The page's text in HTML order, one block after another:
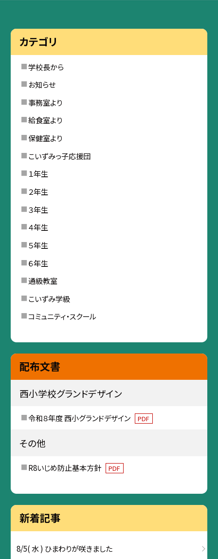
カテゴリ
学校長から
お知らせ
事務室より
給食室より
保健室より
こいずみっ子応援団
１年生
２年生
３年生
４年生
５年生
６年生
通級教室
こいずみ学級
コミュニティ・スクール
配布文書
西小学校グランドデザイン
令和８年度 西小グランドデザイン PDF
その他
R8いじめ防止基本方針 PDF
新着記事
8/5( 水 ) ひまわりが咲きました